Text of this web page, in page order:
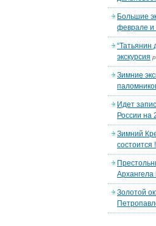
Большие
феврале и
“Татьянин
экскурсия
Зимние
Идет
России на
Зимний
состоится !
Золотой